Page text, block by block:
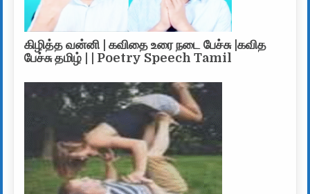
கிழித்த வன்னி | கவிதை உரை நடை பேச்சு |கவித
பேச்சு தமிழ் | | Poetry Speech Tamil